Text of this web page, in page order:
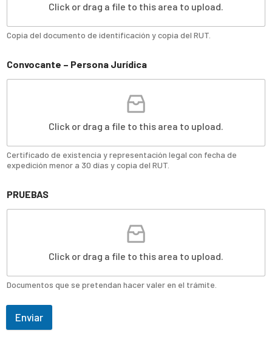
Click or drag a file to this area to upload.
Copia del documento de identificación y copia del RUT.
Convocante – Persona Jurídica
Click or drag a file to this area to upload.
Certificado de existencia y representación legal con fecha de
expedición menor a 30 días y copia del RUT.
PRUEBAS
Click or drag a file to this area to upload.
Documentos que se pretendan hacer valer en el trámite.
Enviar